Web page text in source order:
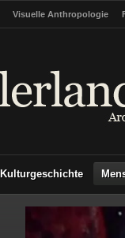
Visuelle Anthropologie
Kulturgeschichte